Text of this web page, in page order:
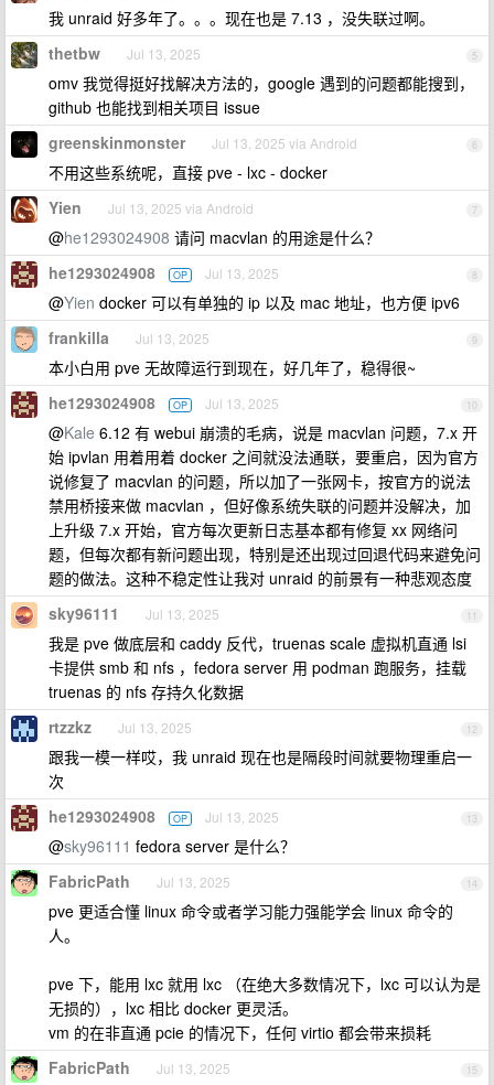
我 unraid 好多年了。。。现在也是 7.13 ，没失联过啊。
5
thetbw Jul 13, 2025
omv 我觉得挺好找解决方法的，google 遇到的问题都能搜到，
github 也能找到相关项目 issue
6
greenskinmonster Jul 13, 2025 via Android
不用这些系统呢，直接 pve - lxc - docker
7
Yien Jul 13, 2025 via Android
@he1293024908 请问 macvlan 的用途是什么？
8
he1293024908 OP Jul 13, 2025
@Yien docker 可以有单独的 ip 以及 mac 地址，也方便 ipv6
9
frankilla Jul 13, 2025
本小白用 pve 无故障运行到现在，好几年了，稳得很~
10
he1293024908 OP Jul 13, 2025
@Kale 6.12 有 webui 崩溃的毛病，说是 macvlan 问题，7.x 开
始 ipvlan 用着用着 docker 之间就没法通联，要重启，因为官方
说修复了 macvlan 的问题，所以加了一张网卡，按官方的说法
禁用桥接来做 macvlan ，但好像系统失联的问题并没解决，加
上升级 7.x 开始，官方每次更新日志基本都有修复 xx 网络问
题，但每次都有新问题出现，特别是还出现过回退代码来避免问
题的做法。这种不稳定性让我对 unraid 的前景有一种悲观态度
11
sky96111 Jul 13, 2025
我是 pve 做底层和 caddy 反代，truenas scale 虚拟机直通 lsi
卡提供 smb 和 nfs ，fedora server 用 podman 跑服务，挂载
truenas 的 nfs 存持久化数据
12
rtzzkz Jul 13, 2025
跟我一模一样哎，我 unraid 现在也是隔段时间就要物理重启一
次
13
he1293024908 OP Jul 13, 2025
@sky96111 fedora server 是什么？
14
FabricPath Jul 13, 2025
pve 更适合懂 linux 命令或者学习能力强能学会 linux 命令的
人。
pve 下，能用 lxc 就用 lxc （在绝大多数情况下，lxc 可以认为是
无损的），lxc 相比 docker 更灵活。
vm 的在非直通 pcie 的情况下，任何 virtio 都会带来损耗
15
FabricPath Jul 13, 2025